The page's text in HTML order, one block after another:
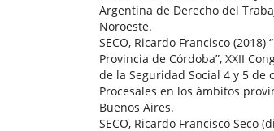
Argentina de Derecho del
Noroeste.
SECO, Ricardo Francisco
Provincia de Córdoba”, XXII
de la Seguridad Social 4 y 5 de
Procesales en los ámbitos
Buenos Aires.
SECO, Ricardo Francisco Seco